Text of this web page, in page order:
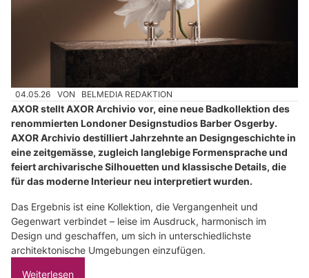
04.05.26 VON BELMEDIA REDAKTION
AXOR stellt AXOR Archivio vor, eine neue Badkollektion des
renommierten Londoner Designstudios Barber Osgerby.
AXOR Archivio destilliert Jahrzehnte an Designgeschichte in
eine zeitgemässe, zugleich langlebige Formensprache und
feiert archivarische Silhouetten und klassische Details, die
für das moderne Interieur neu interpretiert wurden.
Das Ergebnis ist eine Kollektion, die Vergangenheit und
Gegenwart verbindet – leise im Ausdruck, harmonisch im
Design und geschaffen, um sich in unterschiedlichste
architektonische Umgebungen einzufügen.
Weiterlesen